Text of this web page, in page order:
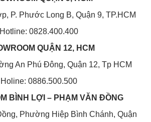
P. Phước Long B, Quận 9, TP.HCM
Hotline: 0828.400.400
QUẬN 12, HCM
An Phú Đông, Quận 12, Tp HCM
Holine: 0886.500.500
BÌNH LỢI – PHẠM VĂN ĐỒNG
Phường Hiệp Bình Chánh, Quận